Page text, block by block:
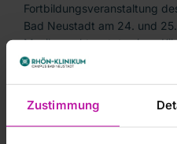
Zustimmung
Fortbildungsveranstaltung
Bad Neustadt am 24. und
Musik macht, setzt seinen
Stundenlanges Proben,
RHÖN-KLINIKUM